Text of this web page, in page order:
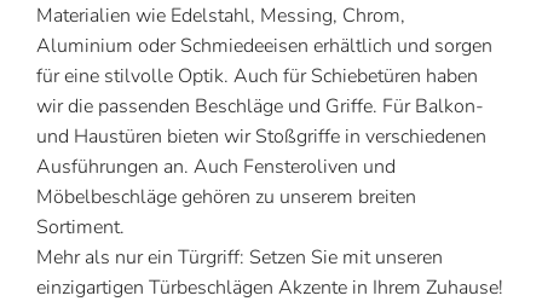
Materialien wie Edelstahl, Messing, Chrom,
Aluminium oder Schmiedeeisen erhältlich und sorgen
für eine stilvolle Optik. Auch für Schiebetüren haben
wir die passenden Beschläge und Griffe. Für Balkon-
und Haustüren bieten wir Stoßgriffe in verschiedenen
Ausführungen an. Auch Fensteroliven und
Möbelbeschläge gehören zu unserem breiten
Sortiment.
Mehr als nur ein Türgriff: Setzen Sie mit unseren
einzigartigen Türbeschlägen Akzente in Ihrem Zuhause!